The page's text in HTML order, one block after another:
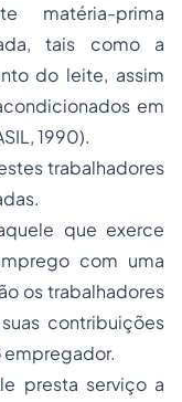
matéria-prima
tais como a
do leite, assim
em
1990).
trabalhadores
que exerce
com uma
os trabalhadores
contribuições
empregador.
presta serviço a